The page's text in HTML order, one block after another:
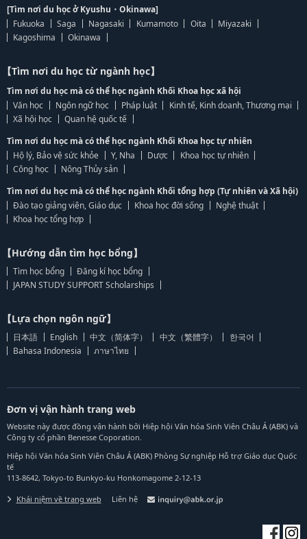
[Tìm nơi du học ở Kyushu・Okinawa]
Fukuoka
Saga Nagasaki Kumamoto Oita
Miyazaki
Kagoshima
Okinawa
【Tìm nơi du học từ ngành học】
Tìm nơi du học mà có thể học ngành Khối Khoa học xã hội
Văn học
Ngôn ngữ học Pháp luật
Kinh tế, Kinh doanh, Thương mại
Xã hội học
Quan hệ quốc tế
Tìm nơi du học mà có thể học ngành Khối Khoa học tự nhiên
Hộ lý, Bảo vệ sức khỏe
Y, Nha Dược
Khoa học tự nhiên
Công học
Nông Thủy sản
Tìm nơi du học mà có thể học ngành Khối tổng hợp (Tự nhiên và Xã hội)
Đào tạo giảng viên, Giáo dục
Khoa học đời sống
Nghệ thuật
Khoa học tổng hợp
【Hướng dẫn tìm học bổng】
Tìm học bổng
Đăng kí học bổng
JAPAN STUDY SUPPORT Scholarships
【Lựa chọn ngôn ngữ】
日本語 English 中文（简体字） 中文（繁體字）
한국어
Bahasa Indonesia
ภาษาไทย
Đơn vị vận hành trang web
Website này được đồng vận hành bởi Hiệp hội Văn hóa Sinh Viên Châu Á (ABK) và
Công ty cổ phần Benesse Coporation.
Hiệp hội Văn hóa Sinh Viên Châu Á (ABK) Phòng Sự nghiệp Hỗ trợ Giáo dục Quốc
tế
113-8642, Tokyo-to Bunkyo-ku Honkomagome 2-12-13
Khái niệm về trang web Liên hệ